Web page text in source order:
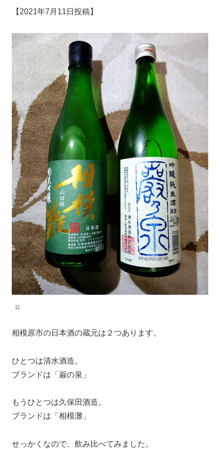
【2021年7月11日投稿】
11
相模原市の日本酒の蔵元は２つあります。
ひとつは清水酒造。
ブランドは「巌の泉」
もうひとつは久保田酒造。
ブランドは「相模灘」
せっかくなので、飲み比べてみました。